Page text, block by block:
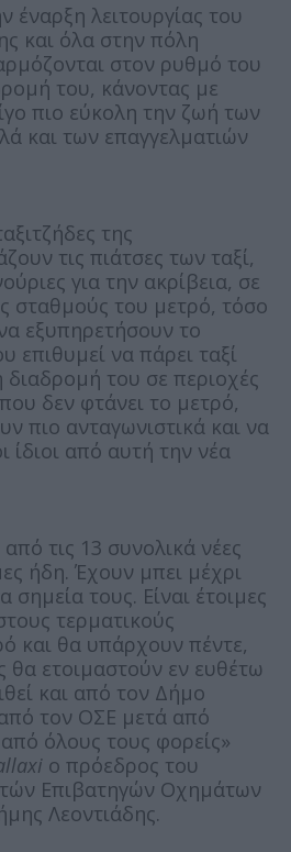
έναρξη λειτουργίας του
και όλα στην πόλη
στον ρυθμό του
του, κάνοντας με
πιο εύκολη την ζωή των
και των επαγγελματιών
της
τις πιάτσες των ταξί,
για την ακρίβεια, σε
σταθμούς του μετρό, τόσο
εξυπηρετήσουν το
επιθυμεί να πάρει ταξί
διαδρομή του σε περιοχές
δεν φτάνει το μετρό,
πιο ανταγωνιστικά και να
ίδιοι από αυτή την νέα
από τις 13 συνολικά νέες
ήδη. Έχουν μπει μέχρι
σημεία τους. Είναι έτοιμες
τερματικούς
και θα υπάρχουν πέντε,
θα ετοιμαστούν εν ευθέτω
και από τον Δήμο
τον ΟΣΕ μετά από
όλους τους φορείς»
ο πρόεδρος του
Επιβατηγών Οχημάτων
Λεοντιάδης.